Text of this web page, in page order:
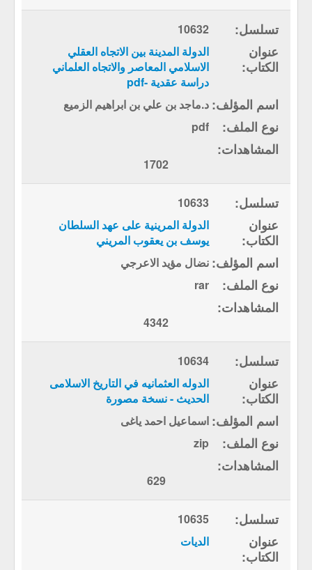
10632
الدولة المدينة بين الاتجاه العقلي
الاسلامي المعاصر والاتجاه العلماني
دراسة عقدية -pdf
د.ماجد بن علي بن ابراهيم الزميع
pdf
1702
10633
الدولة المرينية على عهد السلطان
يوسف بن يعقوب المريني
نضال مؤيد الاعرجي
rar
4342
10634
الدوله العثمانيه في التاريخ الاسلامى
الحديث - نسخة مصورة
اسماعيل احمد ياغى
zip
629
10635
الديات